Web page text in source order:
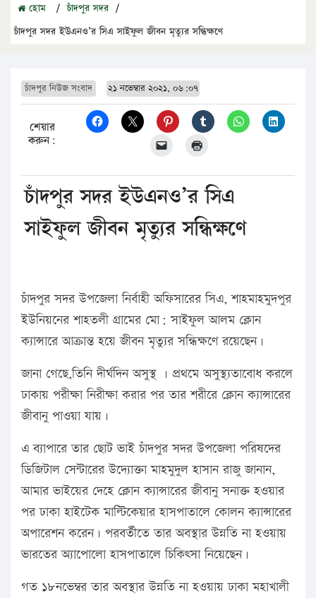
হোম / চাঁদপুর সদর /
চাঁদপুর সদর ইউএনও’র সিএ সাইফুল জীবন মৃত্যুর সন্ধিক্ষণে
চাঁদপুর নিউজ সংবাদ ২১ নভেম্বার ২০২১, ০৬:০৭
শেয়ার
করুন:
চাঁদপুর সদর ইউএনও’র সিএ
সাইফুল জীবন মৃত্যুর সন্ধিক্ষণে
চাঁদপুর সদর উপজেলা নির্বাহী অফিসারের সিএ, শাহমাহমুদপুর
ইউনিয়নের শাহতলী গ্রামের মো: সাইফুল আলম ক্লোন
ক্যান্সারে আক্রান্ত হয়ে জীবন মৃত্যুর সন্ধিক্ষণে রয়েছেন।
জানা গেছে,তিনি দীর্ঘদিন অসুস্থ । প্রথমে অসুস্থ্যতাবোধ করলে
ঢাকায় পরীক্ষা নিরীক্ষা করার পর তার শরীরে ক্লোন ক্যান্সারের
জীবানু পাওয়া যায়।
এ ব্যাপারে তার ছোট ভাই চাঁদপুর সদর উপজেলা পরিষদের
ডিজিটাল সেন্টারের উদ্যোক্তা মাহমুদুল হাসান রাজু জানান,
আমার ভাইয়ের দেহে ক্লোন ক্যান্সারের জীবানু সনাক্ত হওয়ার
পর ঢাকা হাইটেক মাল্টিকেয়ার হাসপাতালে কোলন ক্যান্সারের
অপারেশন করেন। পরবর্তীতে তার অবস্থার উন্নতি না হওয়ায়
ভারতের অ্যাপোলো হাসপাতালে চিকিৎসা নিয়েছেন।
গত ১৮নভেম্বর তার অবস্থার উন্নতি না হওয়ায় ঢাকা মহাখালী